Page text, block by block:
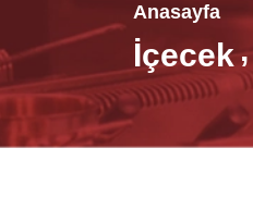
Anasayfa
İçecek